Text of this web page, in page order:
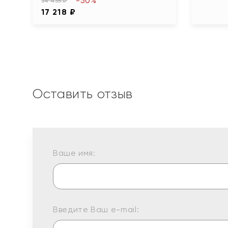
17 218 ₽
Оставить отзыв
Ваше имя:
Введите Ваш e-mail: